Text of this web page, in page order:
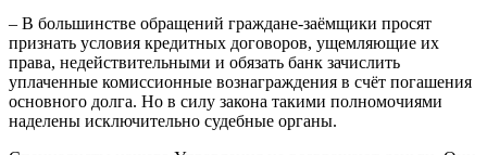
– В большинстве обращений граждане-заёмщики просят
признать условия кредитных договоров, ущемляющие их
права, недействительными и обязать банк зачислить
уплаченные комиссионные вознаграждения в счёт погашения
основного долга. Но в силу закона такими полномочиями
наделены исключительно судебные органы.